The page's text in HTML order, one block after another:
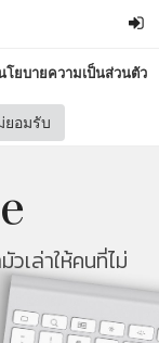
โยบายความเป็นส่วนตัว
ยอมรับ
วเล่าให้คนที่ไม่